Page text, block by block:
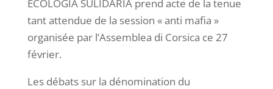
ECOLOGIA SULIDARIA prend acte de la tenue
tant attendue de la session « anti mafia »
organisée par l’Assemblea di Corsica ce 27
février.
Les débats sur la dénomination du